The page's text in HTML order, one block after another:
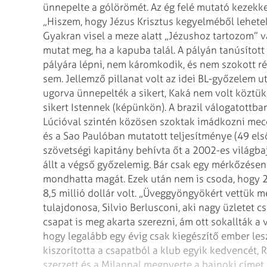
ünnepelte a gólörömét. Az ég felé mutató
„Hiszem, hogy Jézus Krisztus kegyelméből
Gyakran visel a meze alatt „Jézushoz tartozom”
mutat meg, ha a kapuba talál. A pályán
pályára lépni, nem káromkodik, és nem szokott
sem. Jellemző pillanat volt az idei BL-győzelem
ugorva ünnepelték a sikert, Kaká nem volt
sikert Istennek (képünkön). A brazil
Lúcióval szintén közösen szoktak imádkozni
és a Sao Paulóban mutatott teljesítménye (49
szövetségi kapitány behívta őt a 2002-es
állt a végső győzelemig. Bár csak egy
mondhatta magát. Ezek után nem is csoda, hogy
8,5 millió dollár volt. „Üveggyöngyökért vettük
tulajdonosa, Silvio Berlusconi, aki nagy üzletet
csapat is meg akarta szerezni, ám ott sokallták a
hogy legalább egy évig csak kiegészítő ember
kiszorította a csapatból a klub egyik kedvencét,
szerzett és a Milannal megnyerte a bajnoki